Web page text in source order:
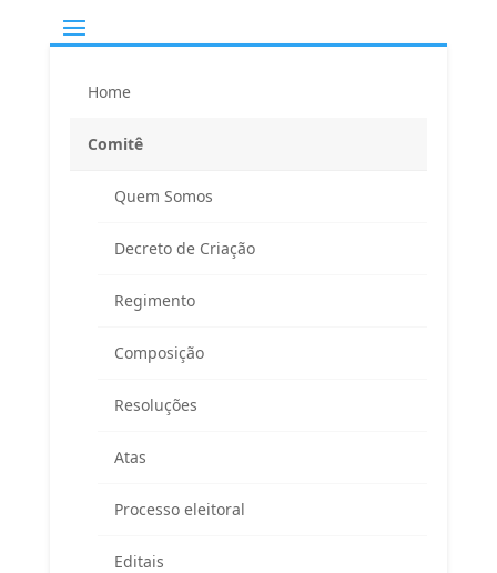
Home
Comitê
Quem Somos
Decreto de Criação
Regimento
Composição
Resoluções
Atas
Processo eleitoral
Editais